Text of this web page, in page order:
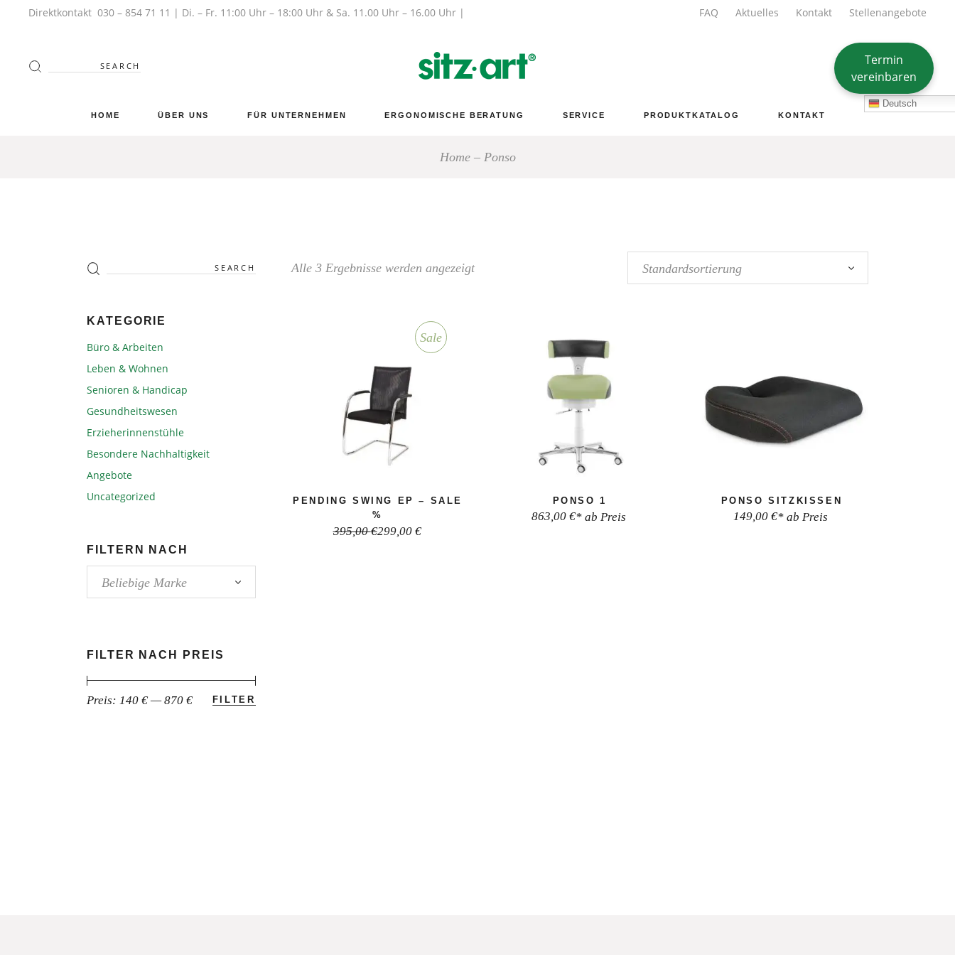
Termin
vereinbaren
Direktkontakt 030 – 854 71 11 | Di. – Fr. 11:00 Uhr – 18:00 Uhr & Sa. 11.00 Uhr – 16.00 Uhr | FAQ Aktuelles Kontakt Stellenangebote
HOME ÜBER UNS FÜR UNTERNEHMEN ERGONOMISCHE BERATUNG SERVICE PRODUKTKATALOG KONTAKT
Deutsch
Home Ponso
Alle 3 Ergebnisse werden angezeigt Standardsortierung
Sale
PENDING SWING EP – SALE
%
395,00€299,00 €
PONSO 1
863,00€* ab Preis
PONSO SITZKISSEN
149,00€* ab Preis
KATEGORIE
Büro & Arbeiten
Leben & Wohnen
Senioren & Handicap
Gesundheitswesen
Erzieherinnenstühle
Besondere Nachhaltigkeit
Angebote
Uncategorized
FILTERN NACH
Beliebige Marke
FILTER NACH PREIS
FILTER
Preis: 140 € —870 €